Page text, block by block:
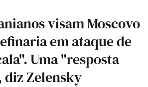
visam Moscovo
em ataque de
Uma "resposta
Zelensky